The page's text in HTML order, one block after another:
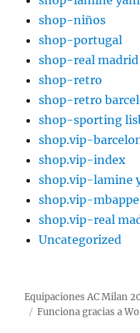
shop-niños
shop-portugal
shop-real madrid
shop-retro
shop-retro
shop-sporting
shop.vip-
shop.vip-index
shop.vip-lamine
shop.vip-mbappe
shop.vip-real
Uncategorized
Equipaciones AC Milan
Funciona gracias a